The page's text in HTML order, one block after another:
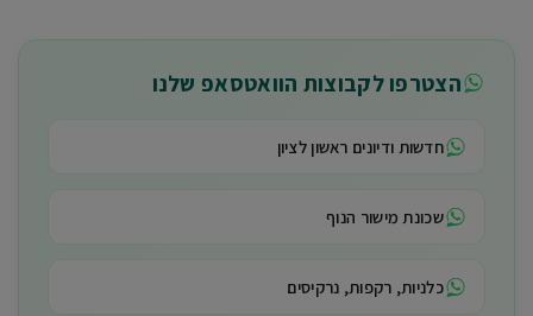
הצטרפו לקבוצות הוואטסאפ שלנו
חדשות ודיונים ראשון לציון
שכונת מישור הנוף
כלניות, רקפות, נרקיסים